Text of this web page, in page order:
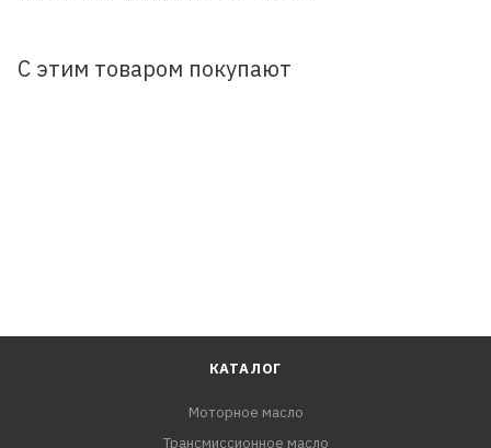
С этим товаром покупают
КАТАЛОГ
Моторное масло
Трансмиссионное масло